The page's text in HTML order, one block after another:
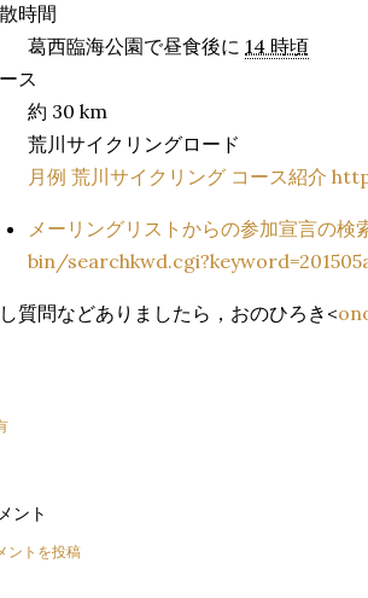
時間
葛西臨海公園で昼食後に 14 時頃
ス
約 30 km
荒川サイクリングロード
月例 荒川サイクリング コース紹介
メーリングリストからの参加宣言の検
bin/
質問などありましたら，おのひろき<
ント
ントを投稿